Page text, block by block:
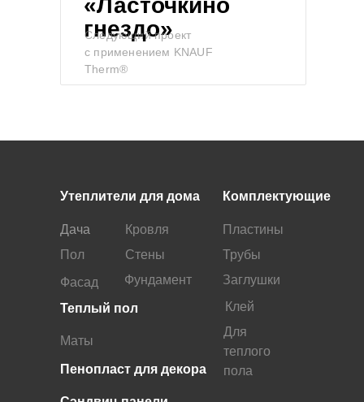
гнездо»
Следующий проект
с применением KNAUF
Therm®
Утеплители для дома Комплектующие
Теплый пол
Пенопласт для декора
Дача
Кровля
Пол
Стены
Фундамент
Фасад Заглушки
Для
теплого
пола
Клей
Трубы
Маты
Пластины